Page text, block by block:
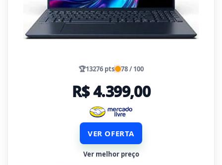
🏆13276 pts 78 / 100
R$ 4.399,00
VER OFERTA
Ver melhor preço